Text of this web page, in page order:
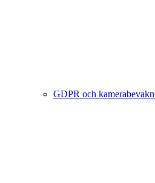
GDPR och